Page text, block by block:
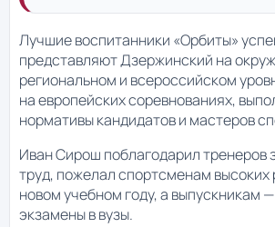
Лучшие воспитанники «Орбиты»
представляют Дзержинский на
региональном и всероссийском
на европейских соревнованиях,
нормативы кандидатов и мастеров
Иван Сирош поблагодарил тренеров
труд, пожелал спортсменам высоких
новом учебном году, а выпускникам
экзамены в вузы.